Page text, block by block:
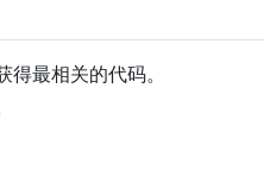
最相关的代码。